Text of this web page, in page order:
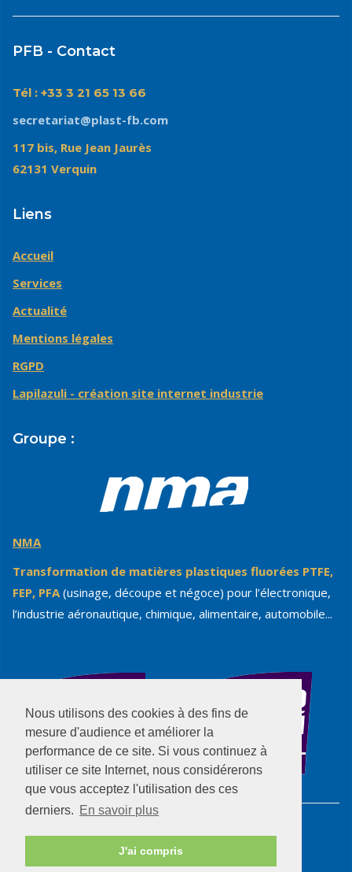
Nous utilisons des cookies à des fins de
mesure d'audience et améliorer la
performance de ce site. Si vous continuez à
utiliser ce site Internet, nous considérerons
que vous acceptez l'utilisation des ces
derniers. En savoir plus
J'ai compris
PFB - Contact
Tél : +33 3 21 65 13 66
secretariat@plast-fb.com
117 bis, Rue Jean Jaurès
62131 Verquin
Liens
Accueil
Services
Actualité
Mentions légales
RGPD
Lapilazuli - création site internet industrie
Groupe :
NMA
Transformation de matières plastiques fluorées PTFE,
FEP, PFA(usinage, découpe et négoce) pour l’électronique,
l’industrie aéronautique, chimique, alimentaire, automobile...